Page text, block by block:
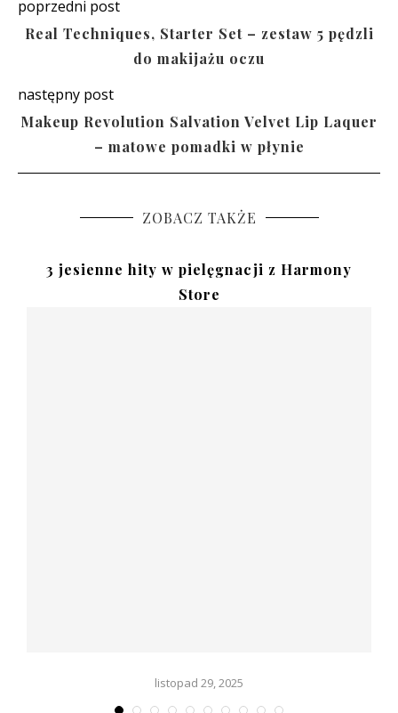
poprzedni post
Real Techniques, Starter Set – zestaw 5 pędzli
do makijażu oczu
następny post
Makeup Revolution Salvation Velvet Lip Laquer
– matowe pomadki w płynie
ZOBACZ TAKŻE
3 jesienne hity w pielęgnacji z Harmony
Store
listopad 29, 2025